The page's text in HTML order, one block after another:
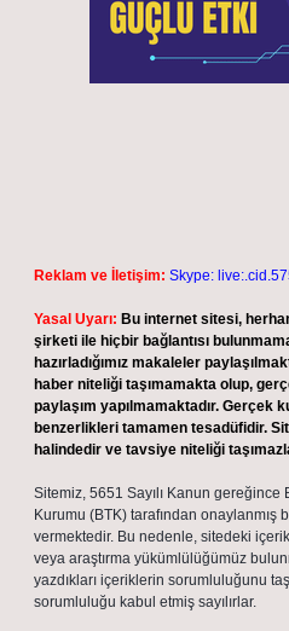
Reklam ve İletişim: Skype:
Yasal Uyarı: Bu internet sitesi,
şirketi ile hiçbir bağlantısı
hazırladığımız makaleler
haber niteliği taşımamakta olup,
paylaşım yapılmamaktadır. Gerçek
benzerlikleri tamamen tesadüfidir.
halindedir ve tavsiye niteliği
Sitemiz, 5651 Sayılı Kanun
Kurumu (BTK) tarafından onaylanmış
vermektedir. Bu nedenle, sitedeki
veya araştırma yükümlülüğümüz
yazdıkları içeriklerin sorumluluğunu
sorumluluğu kabul etmiş sayılırlar.